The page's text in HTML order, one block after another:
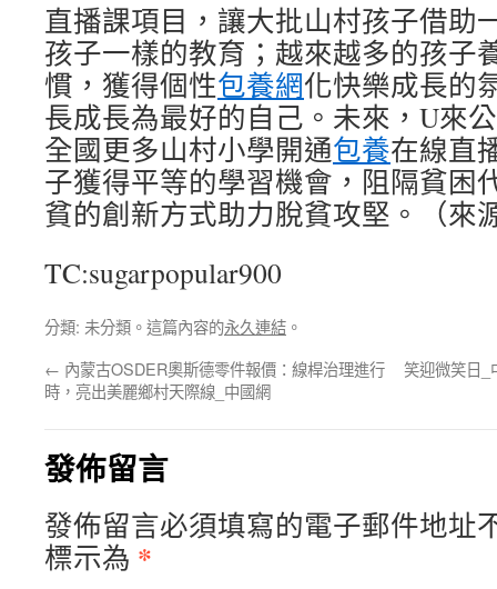
直播課項目，讓大批山村孩子借助
孩子一樣的教育；越來越多的孩子
慣，獲得個性包養網化快樂成長的
長成長為最好的自己。未來，U來公
全國更多山村小學開通包養在線直
子獲得平等的學習機會，阻隔貧困
貧的創新方式助力脫貧攻堅。（來
TC:sugarpopular900
分類: 未分類。這篇內容的永久連結 。
← 內蒙古OSDER奧斯德零件報價：線桿治理進行
時，亮出美麗鄉村天際線_中國網
笑迎微笑日_
發佈留言
發佈留言必須填寫的電子郵件地址
標示為 *